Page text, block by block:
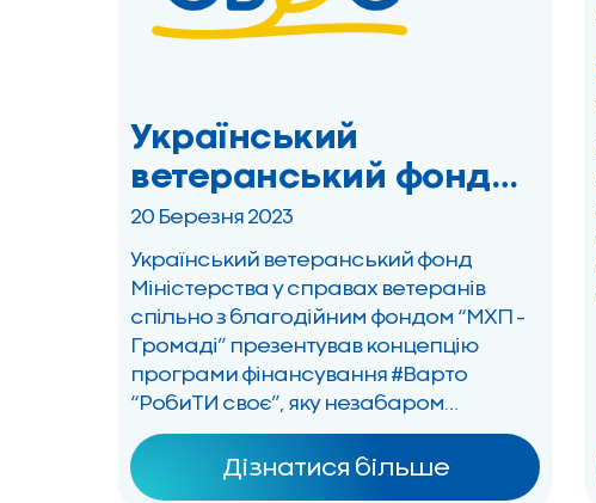
Український
ветеранський фонд
Мінветеранів спільно
з “МХП – Громаді”
запускає
фінансування
ветеранського
бізнесу
20 Березня 2023
Український ветеранський фонд
Міністерства у справах ветеранів
спільно з благодійним фондом “МХП –
Громаді” презентував концепцію
програми фінансування #Варто
“РобиТИ своє”, яку незабаром
запустять. За цією програмою
ветерани, ветеранки, а також родичі
полеглих захисників та захисниць
Дізнатися більше